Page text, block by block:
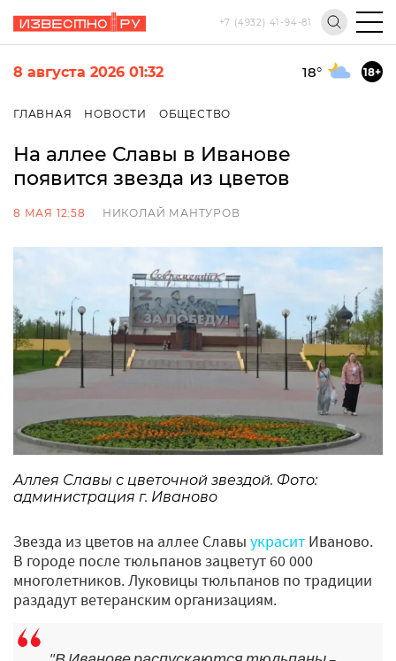
+7 (4932) 41-94-81
8 августа 2026 01:32 18° 18+
ГЛАВНАЯ НОВОСТИ ОБЩЕСТВО
На аллее Славы в Иванове
появится звезда из цветов
8 МАЯ 12:58 НИКОЛАЙ МАНТУРОВ
Аллея Славы с цветочной звездой. Фото:
администрация г. Иваново
Звезда из цветов на аллее Славы украсит Иваново.
В городе после тюльпанов зацветут 60 000
многолетников. Луковицы тюльпанов по традиции
раздадут ветеранским организациям.